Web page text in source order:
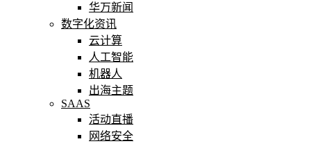
华万新闻
数字化资讯
云计算
人工智能
机器人
出海主题
SAAS
活动直播
网络安全